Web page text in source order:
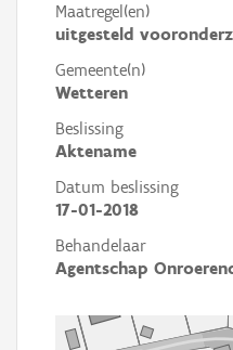
Maatregel(en)
uitgesteld
Gemeente(n)
Wetteren
Beslissing
Aktename
Datum beslissing
17-01-2018
Behandelaar
Agentschap